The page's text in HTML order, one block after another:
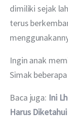
dimiliki sejak
terus
Ingin anak
Simak
Baca juga: Ini
Harus